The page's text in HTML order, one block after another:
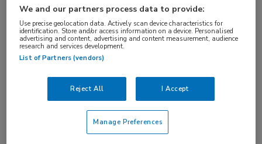
Cognitief testen op afstand via smartphones
levert betrouwbare en valide informatie over
degeneratie van de frontotemporale kwab, blijkt
daarom prima kunnen worden ingezet bij
klinische studies naar neurodegeneratie.
Frontotemporale lobaire degeneratie (FTLD) is
We and our partners process data to provide:
Use precise geolocation data. Actively scan device characteristics for
identification. Store and/or access information on a device. Personalised
advertising and content, advertising and content measurement, audience
research and services development.
List of Partners (vendors)
Reject All I Accept
Manage Preferences